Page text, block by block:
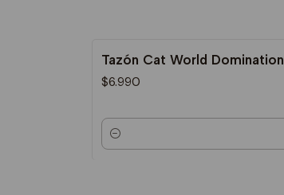
Tazón Cat World Domination
$6.990
Cantidad